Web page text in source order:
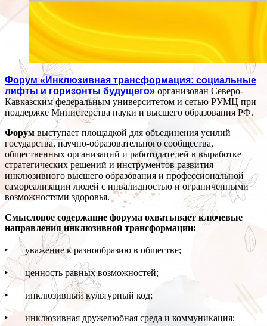
Форум «Инклюзивная трансформация: социальные
лифты и горизонты будущего» организован Северо-
Кавказским федеральным университетом и сетью РУМЦ при
поддержке Министерства науки и высшего образования РФ.
Форум выступает площадкой для объединения усилий
государства, научно-образовательного сообщества,
общественных организаций и работодателей в выработке
стратегических решений и инструментов развития
инклюзивного высшего образования и профессиональной
самореализации людей с инвалидностью и ограниченными
возможностями здоровья.
Смысловое содержание форума охватывает ключевые
направления инклюзивной трансформации:
‣ уважение к разнообразию в обществе;
‣ ценность равных возможностей;
‣ инклюзивный культурный код;
‣ инклюзивная дружелюбная среда и коммуникация;